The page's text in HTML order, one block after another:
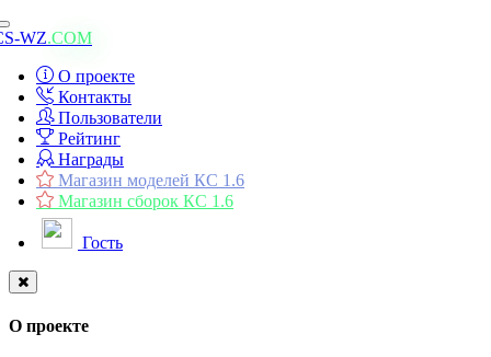
Toggle
navigation
WZ.COM
О проекте
Контакты
Пользователи
Рейтинг
Награды
Магазин моделей КС 1.6
Магазин сборок КС 1.6
Гость
О проекте